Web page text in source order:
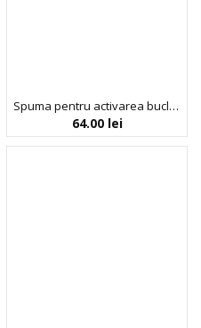
Spuma pentru activarea buclelor, Curl Whip, Umberto Giannini, 200 ml
64.00 lei